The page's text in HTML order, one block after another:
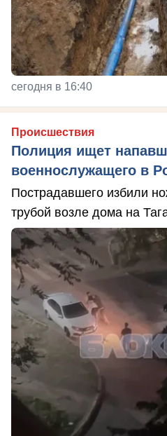
сегодня в 16:40
Происшествия
Полиция ищет
военнослужащего в
Пострадавшего избили
трубой возле дома на